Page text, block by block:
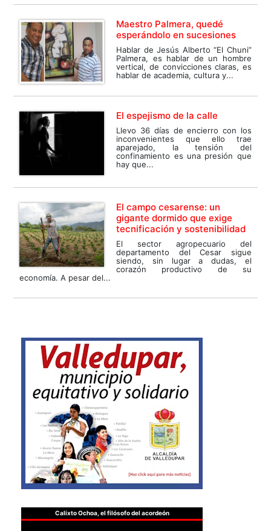
Maestro Palmera, quedé
esperándolo en sucesiones
Hablar de Jesús Alberto “El Chuni”
Palmera, es hablar de un hombre
vertical, de convicciones claras, es
hablar de academia, cultura y...
El espejismo de la calle
Llevo 36 días de encierro con los
inconvenientes que ello trae
aparejado, la tensión del
confinamiento es una presión que
hay que...
El campo cesarense: un
gigante dormido que exige
tecnificación y sostenibilidad
El sector agropecuario del
departamento del Cesar sigue
siendo, sin lugar a dudas, el
corazón productivo de su
economía. A pesar del...
Calixto Ochoa, el filósofo del acordeón